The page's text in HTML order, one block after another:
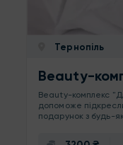
Тернопіль
Beauty-
Beauty-комплекс
допоможе
подарунок з будь-